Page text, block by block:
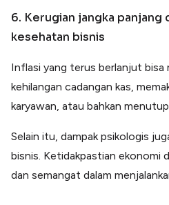
6. Kerugian jangka panjang
kesehatan bisnis
Inflasi yang terus berlanjut bisa
kehilangan cadangan kas,
karyawan, atau bahkan
Selain itu, dampak psikologis
bisnis. Ketidakpastian ekonomi
dan semangat dalam